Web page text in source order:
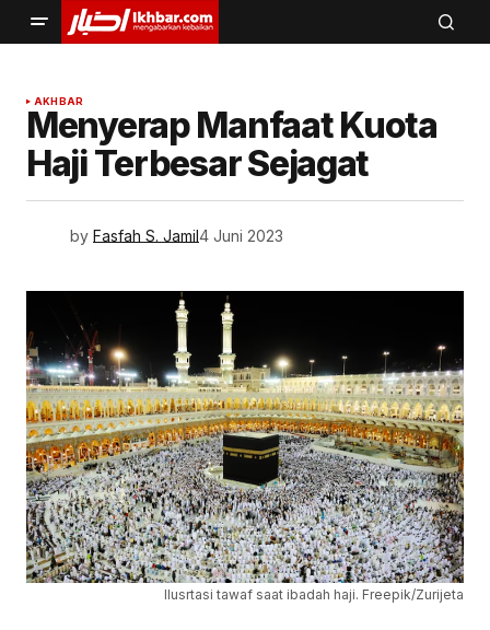
AKHBAR
Menyerap Manfaat Kuota
Haji Terbesar Sejagat
by Fasfah S. Jamil4 Juni 2023
Ilusrtasi tawaf saat ibadah haji. Freepik/Zurijeta